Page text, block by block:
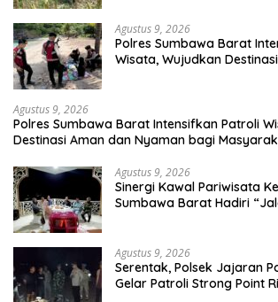
Agustus 9, 2026
Polres Sumbawa Barat
Wisata, Wujudkan
Agustus 9, 2026
Polres Sumbawa Barat Intensifkan Patroli
Destinasi Aman dan Nyaman bagi
Agustus 9, 2026
Sinergi Kawal Pariwisata
Sumbawa Barat Hadiri
Agustus 9, 2026
Serentak, Polsek Jajaran
Gelar Patroli Strong Point